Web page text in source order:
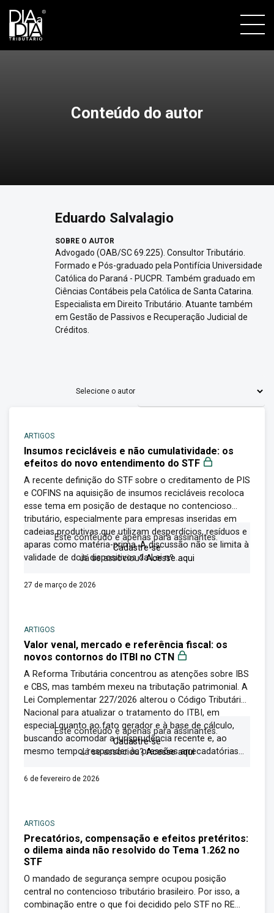
Conteúdo do autor
Eduardo Salvalagio
SOBRE O AUTOR
Advogado (OAB/SC 69.225). Consultor Tributário.
Formado e Pós-graduado pela Pontifícia Universidade
Católica do Paraná - PUCPR. Também graduado em
Ciências Contábeis pela Católica de Santa Catarina.
Especialista em Direito Tributário. Atuante também
em Gestão de Passivos e Recuperação Judicial de
Créditos.
Selecione o autor
ARTIGOS
Insumos recicláveis e não cumulatividade: os
efeitos do novo entendimento do STF
A recente definição do STF sobre o creditamento de PIS
e COFINS na aquisição de insumos recicláveis recoloca
esse tema em posição de destaque no contencioso
tributário, especialmente para empresas inseridas em
cadeias produtivas que utilizam desperdícios, resíduos e
aparas como matéria-prima. A discussão não se limita à
validade de dois dispositivos da Lei nº...
Este conteúdo é apenas para assinantes.
Cadastre-se
Já se associou?Acesse aqui
27 de março de 2026
ARTIGOS
Valor venal, mercado e referência fiscal: os
novos contornos do ITBI no CTN
A Reforma Tributária concentrou as atenções sobre IBS
e CBS, mas também mexeu na tributação patrimonial. A
Lei Complementar 227/2026 alterou o Código Tributário
Nacional para atualizar o tratamento do ITBI, em
especial quanto ao fato gerador e à base de cálculo,
buscando acomodar a jurisprudência recente e, ao
mesmo tempo, responder às pressões arrecadatórias...
Este conteúdo é apenas para assinantes.
Cadastre-se
Já se associou?Acesse aqui
6 de fevereiro de 2026
ARTIGOS
Precatórios, compensação e efeitos pretéritos:
o dilema ainda não resolvido do Tema 1.262 no
STF
O mandado de segurança sempre ocupou posição
central no contencioso tributário brasileiro. Por isso, a
combinação entre o que foi decidido pelo STF no RE